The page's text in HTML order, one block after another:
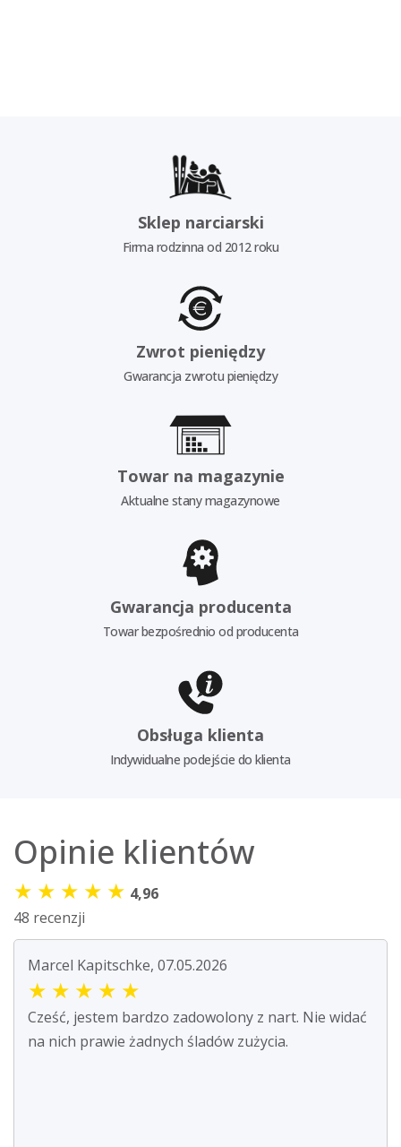
Sklep narciarski
Firma rodzinna od 2012 roku
Zwrot pieniędzy
Gwarancja zwrotu pieniędzy
Towar na magazynie
Aktualne stany magazynowe
Gwarancja producenta
Towar bezpośrednio od producenta
Obsługa klienta
Indywidualne podejście do klienta
Opinie klientów
★ ★ ★ ★ ★ 4,96
48 recenzji
Marcel Kapitschke, 07.05.2026
★ ★ ★ ★ ★
Cześć, jestem bardzo zadowolony z nart. Nie widać
na nich prawie żadnych śladów zużycia.